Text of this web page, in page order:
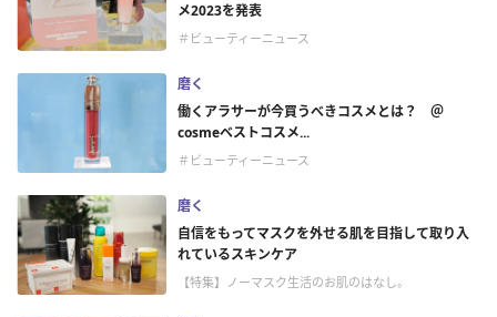
メ2023を発表
＃ビューティーニュース
磨く
働くアラサーが今買うべきコスメとは？ ＠
cosmeベストコスメ...
＃ビューティーニュース
磨く
自信をもってマスクを外せる肌を目指して取り入
れているスキンケア
【特集】ノーマスク生活のお肌のはなし。